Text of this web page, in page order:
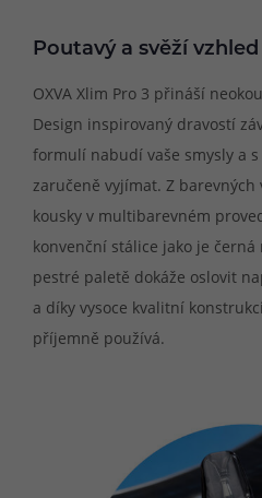
Poutavý a svěží vzhled
OXVA Xlim Pro 3 přináší
Design inspirovaný dravostí
formulí nabudí vaše smysly a
zaručeně vyjímat. Z
kousky v multibarevném
konvenční stálice jako je
pestré paletě dokáže oslovit
a díky vysoce kvalitní
příjemně používá.